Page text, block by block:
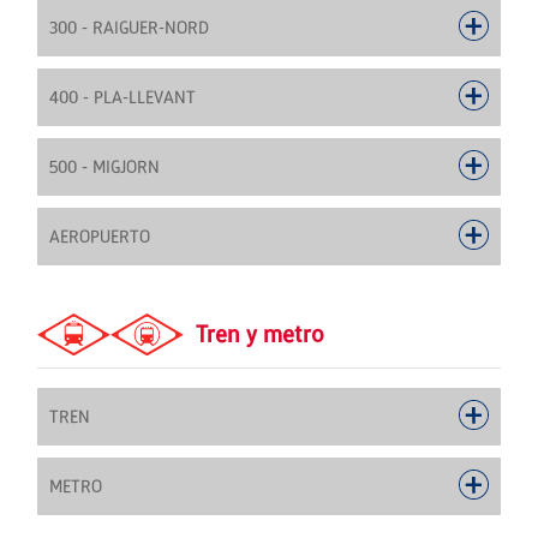
300 - RAIGUER-NORD
400 - PLA-LLEVANT
500 - MIGJORN
AEROPUERTO
Tren y metro
TREN
METRO